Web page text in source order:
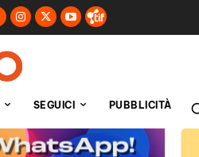
SEGUICI PUBBLICITÀ